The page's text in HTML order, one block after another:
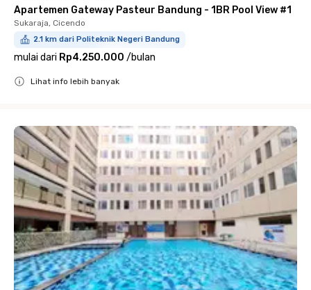
Apartemen Gateway Pasteur Bandung - 1BR Pool View #1
Sukaraja, Cicendo
2.1 km dari Politeknik Negeri Bandung
mulai dari Rp4.250.000 /bulan
Lihat info lebih banyak